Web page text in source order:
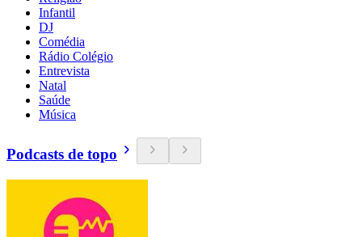
Infantil
DJ
Comédia
Rádio Colégio
Entrevista
Natal
Saúde
Música
Podcasts de topo